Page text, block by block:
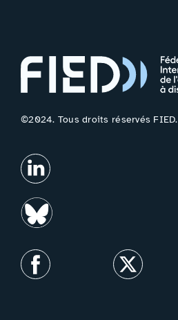
©2024. Tous droits réservés FIED.